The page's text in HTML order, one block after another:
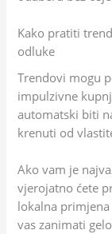
Kako pratiti
odluke
Trendovi mogu
impulzivne
automatski biti
krenuti od
Ako vam je
vjerojatno ćete
lokalna
vas zanimati